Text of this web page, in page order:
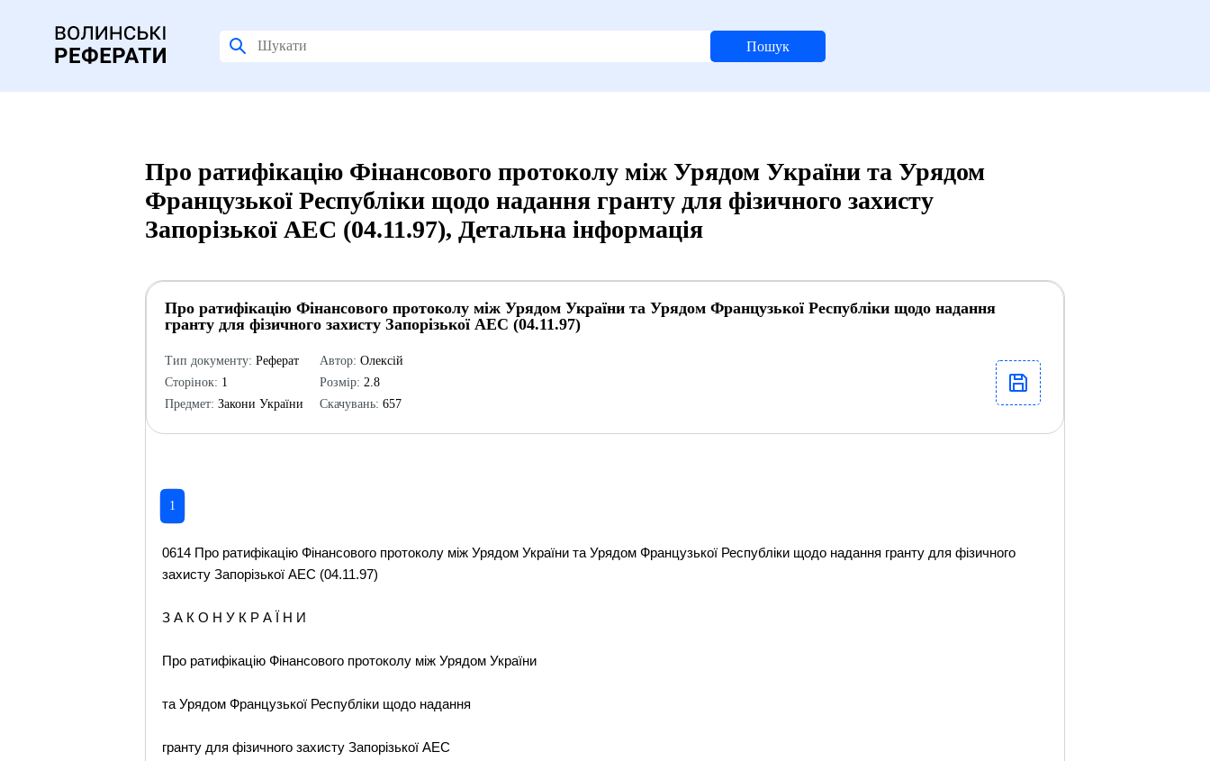
Пошук
Про ратифікацію Фінансового протоколу між Урядом України та Урядом
Французької Республіки щодо надання гранту для фізичного захисту
Запорізької АЕС (04.11.97), Детальна інформація
Про ратифікацію Фінансового протоколу між Урядом України та Урядом Французької Республіки щодо надання
гранту для фізичного захисту Запорізької АЕС (04.11.97)
Тип документу: Реферат
Сторінок: 1
Предмет: Закони України
Автор: Олексій
Розмір: 2.8
Скачувань: 657
1
0614 Про ратифікацію Фінансового протоколу між Урядом України та Урядом Французької Республіки щодо надання гранту для фізичного
захисту Запорізької АЕС (04.11.97)
З А К О Н У К Р А Ї Н И
Про ратифікацію Фінансового протоколу між Урядом України
та Урядом Французької Республіки щодо надання
гранту для фізичного захисту Запорізької АЕС